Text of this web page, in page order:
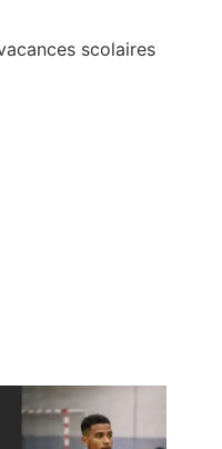
scolaires